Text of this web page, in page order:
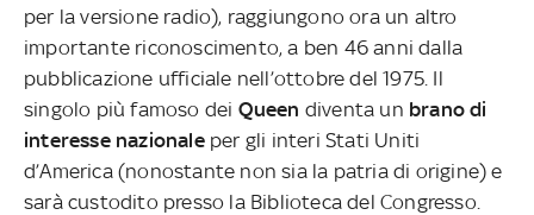
per la versione radio), raggiungono ora un altro
importante riconoscimento, a ben 46 anni dalla
pubblicazione ufficiale nell’ottobre del 1975. Il
singolo più famoso dei Queen diventa un brano di
interesse nazionaleper gli interi Stati Uniti
d’America (nonostante non sia la patria di origine) e
sarà custodito presso la Biblioteca del Congresso.